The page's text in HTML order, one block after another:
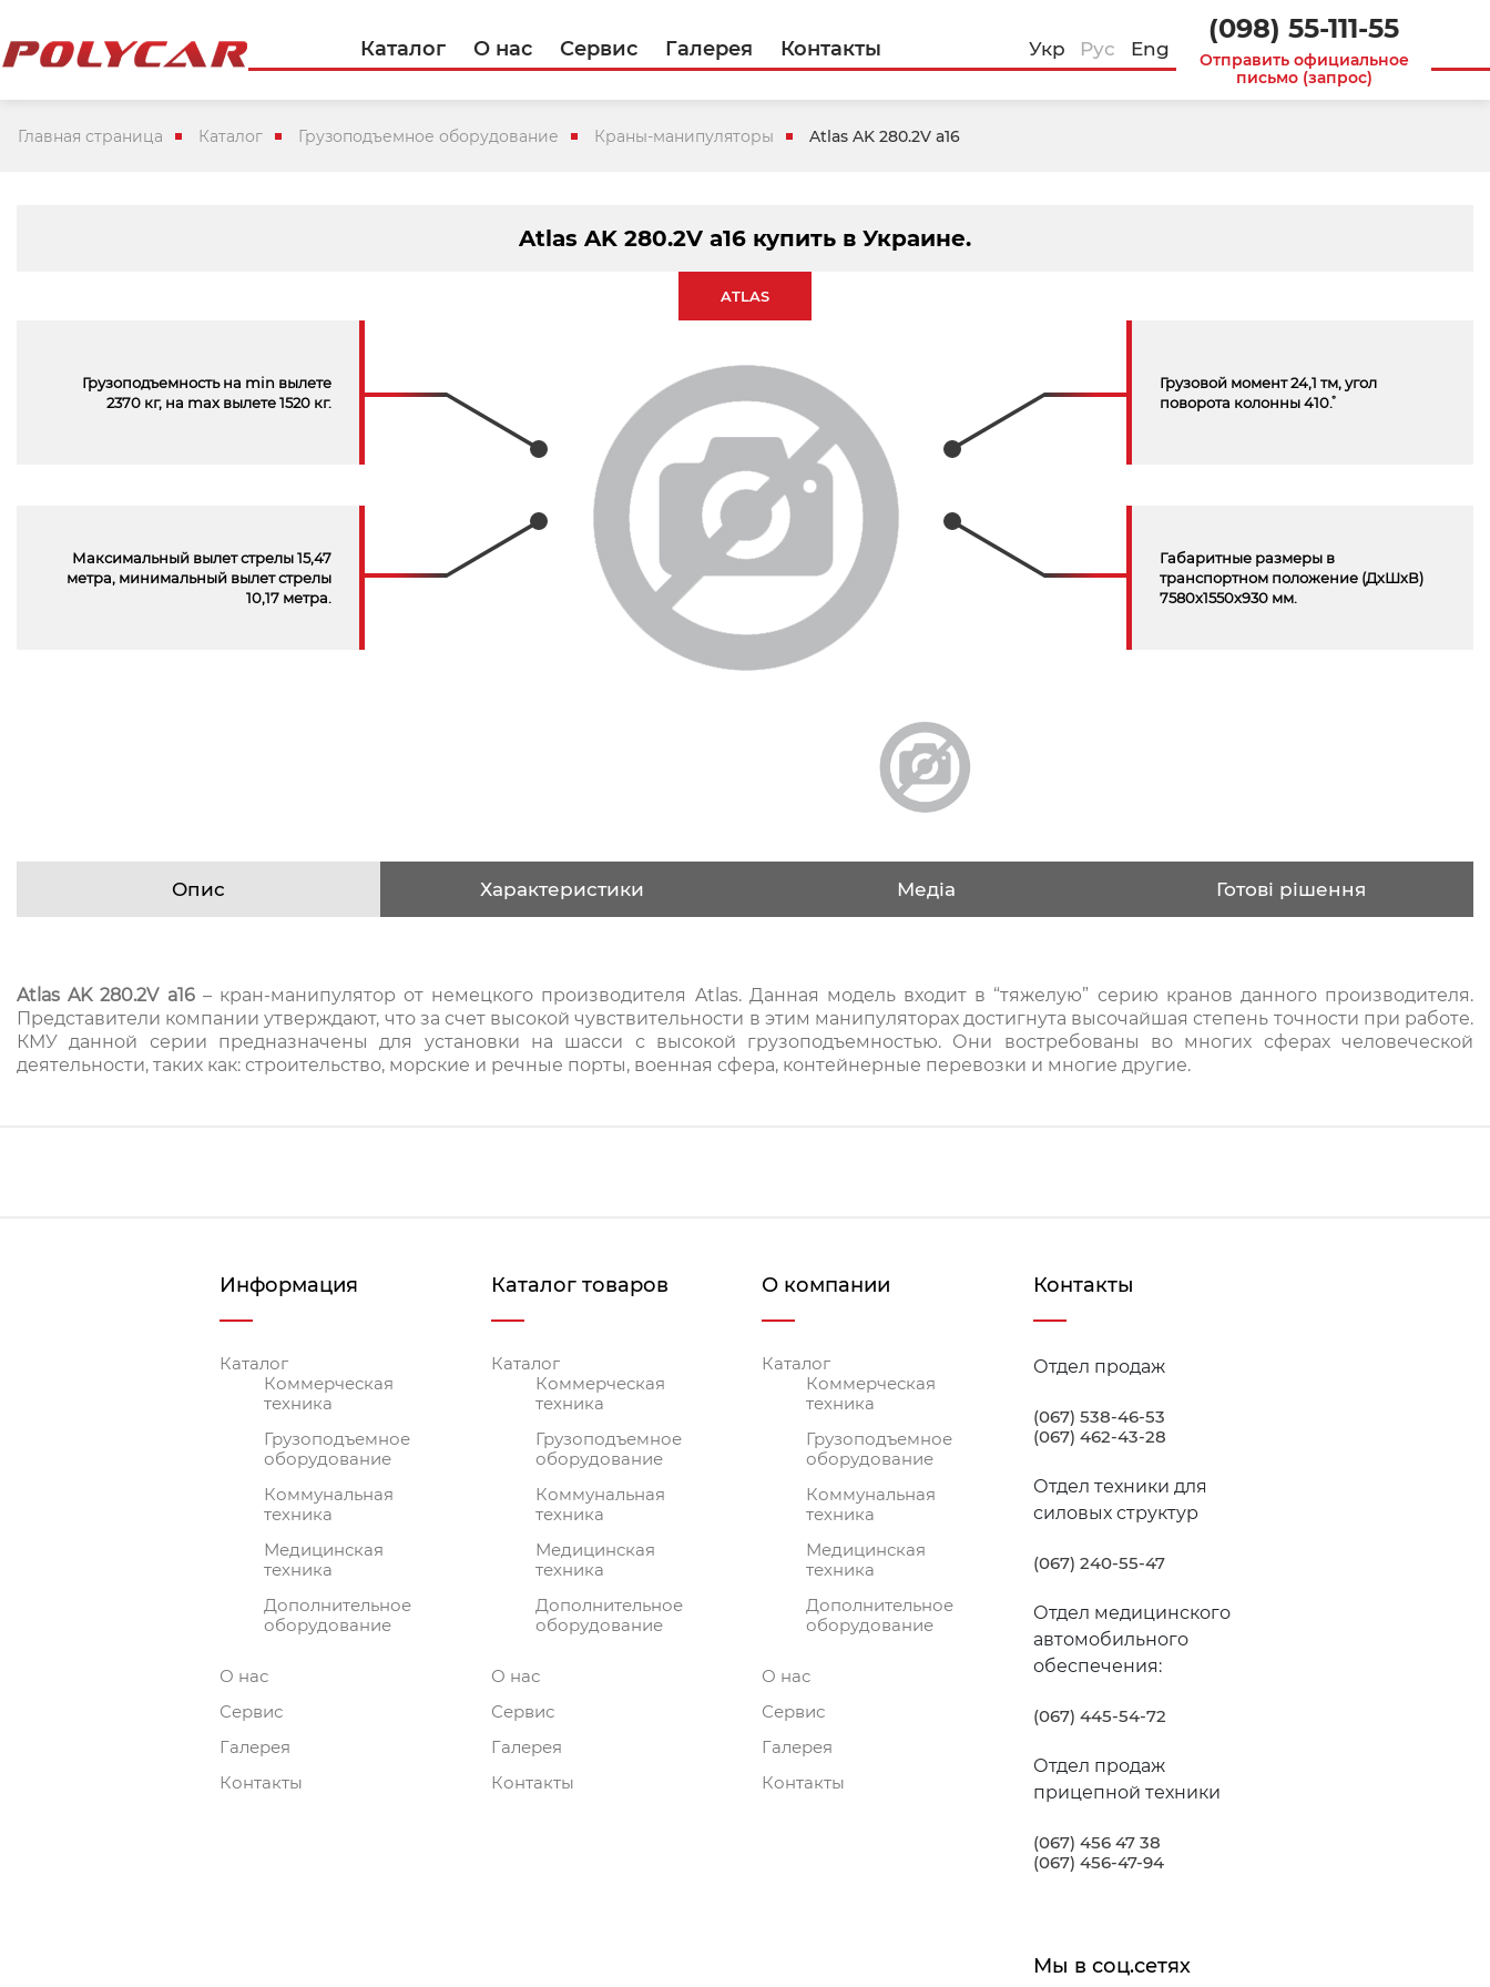
Каталог О нас Сервис Галерея Контакты Укр Рус Eng
(098) 55-111-55
Отправить официальное
письмо (запрос)
Главная страница Каталог Грузоподъемное оборудование Краны-манипуляторы Atlas AK 280.2V a16
Atlas AK 280.2V a16 купить в Украине.
ATLAS
Грузоподъемность на min вылете
2370 кг, на max вылете 1520 кг.
Максимальный вылет стрелы 15,47
метра, минимальный вылет стрелы
10,17 метра.
Грузовой момент 24,1 тм, угол
поворота колонны 410˚.
Габаритные размеры в
транспортном положение (ДхШхВ)
7580х1550х930 мм.
Опис Характеристики Медіа Готові рішення
Atlas AK 280.2V a16– кран-манипулятор от немецкого производителя Atlas. Данная модель входит в “тяжелую” серию кранов данного производителя.
Представители компании утверждают, что за счет высокой чувствительности в этим манипуляторах достигнута высочайшая степень точности при работе.
КМУ данной серии предназначены для установки на шасси с высокой грузоподъемностью. Они востребованы во многих сферах человеческой
деятельности, таких как: строительство, морские и речные порты, военная сфера, контейнерные перевозки и многие другие.
Информация
Каталог
Коммерческая
техника
Грузоподъемное
оборудование
Коммунальная
техника
Медицинская
техника
Дополнительное
оборудование
О нас
Сервис
Галерея
Контакты
Каталог товаров
Каталог
Коммерческая
техника
Грузоподъемное
оборудование
Коммунальная
техника
Медицинская
техника
Дополнительное
оборудование
О нас
Сервис
Галерея
Контакты
О компании
Каталог
Коммерческая
техника
Грузоподъемное
оборудование
Коммунальная
техника
Медицинская
техника
Дополнительное
оборудование
О нас
Сервис
Галерея
Контакты
Контакты
Отдел продаж
(067) 538-46-53
(067) 462-43-28
Отдел техники для
силовых структур
(067) 240-55-47
Отдел медицинского
автомобильного
обеспечения:
(067) 445-54-72
Отдел продаж
прицепной техники
(067) 456 47 38
(067) 456-47-94
Мы в соц.сетях